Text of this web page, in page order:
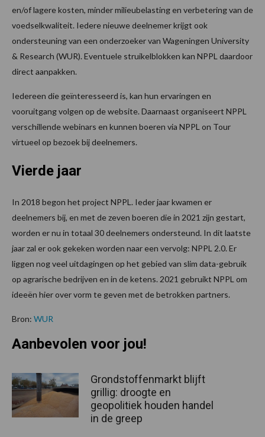
en/of lagere kosten, minder milieubelasting en verbetering van de
voedselkwaliteit. Iedere nieuwe deelnemer krijgt ook
ondersteuning van een onderzoeker van Wageningen University
& Research (WUR). Eventuele struikelblokken kan NPPL daardoor
direct aanpakken.
Iedereen die geïnteresseerd is, kan hun ervaringen en
vooruitgang volgen op de website. Daarnaast organiseert NPPL
verschillende webinars en kunnen boeren via NPPL on Tour
virtueel op bezoek bij deelnemers.
Vierde jaar
In 2018 begon het project NPPL. Ieder jaar kwamen er
deelnemers bij, en met de zeven boeren die in 2021 zijn gestart,
worden er nu in totaal 30 deelnemers ondersteund. In dit laatste
jaar zal er ook gekeken worden naar een vervolg: NPPL 2.0. Er
liggen nog veel uitdagingen op het gebied van slim data-gebruik
op agrarische bedrijven en in de ketens. 2021 gebruikt NPPL om
ideeën hier over vorm te geven met de betrokken partners.
Bron: WUR
Aanbevolen voor jou!
Grondstoffenmarkt blijft
grillig: droogte en
geopolitiek houden handel
in de greep